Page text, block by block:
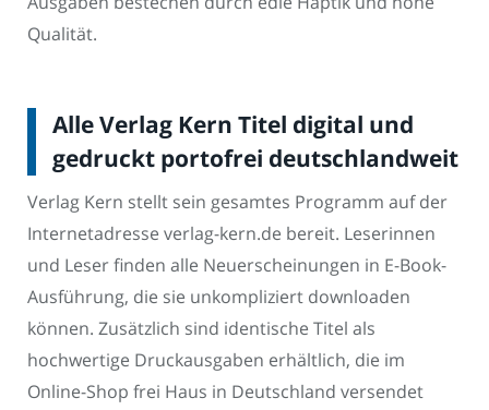
Qualität.
Alle Verlag Kern Titel digital und
gedruckt portofrei deutschlandweit
Verlag Kern stellt sein gesamtes Programm auf der
Internetadresse verlag-kern.de bereit. Leserinnen
und Leser finden alle Neuerscheinungen in E-Book-
Ausführung, die sie unkompliziert downloaden
können. Zusätzlich sind identische Titel als
hochwertige Druckausgaben erhältlich, die im
Online-Shop frei Haus in Deutschland versendet